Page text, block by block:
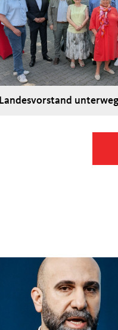
Landesvorstand